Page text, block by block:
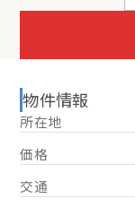
物件情報
所在地
価格
交通